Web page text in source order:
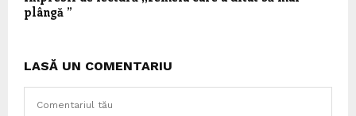
plângă ”
LASĂ UN COMENTARIU